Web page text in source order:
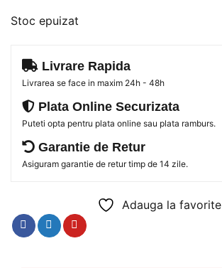
Stoc epuizat
Livrare Rapida
Livrarea se face in maxim 24h - 48h
Plata Online Securizata
Puteti opta pentru plata online sau plata ramburs.
Garantie de Retur
Asiguram garantie de retur timp de 14 zile.
Adauga la favorite